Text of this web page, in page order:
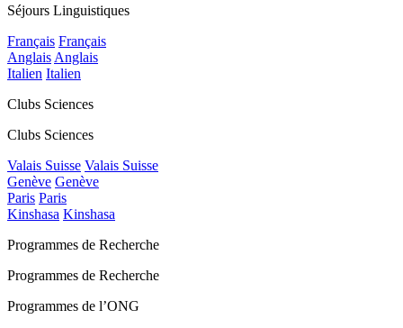
Séjours Linguistiques
Français Français
Anglais Anglais
Italien Italien
Clubs Sciences
Clubs Sciences
Valais Suisse Valais Suisse
Genève Genève
Paris Paris
Kinshasa Kinshasa
Programmes de Recherche
Programmes de Recherche
Programmes de l’ONG